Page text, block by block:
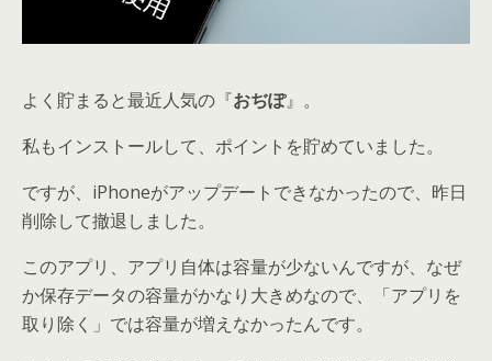
よく貯まると最近人気の『おぢぽ』。
私もインストールして、ポイントを貯めていました。
ですが、iPhoneがアップデートできなかったので、昨日
削除して撤退しました。
このアプリ、アプリ自体は容量が少ないんですが、なぜ
か保存データの容量がかなり大きめなので、「アプリを
取り除く」では容量が増えなかったんです。